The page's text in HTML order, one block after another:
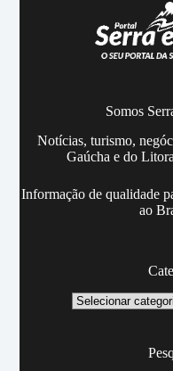
Somos
Notícias, turismo,
Gaúcha e do
Informação de qualidade
ao
Categoria